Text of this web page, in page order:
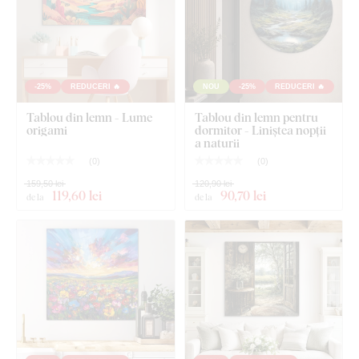
Montajul îl poate face oricine:
Tabloul are cârlige pe partea din spate
, care permit agățarea
ușoară pe perete. Recomandăm agățarea tabloului pe dibluri
sau cuie mai rezistente. Datorită greutății mai mari comparativ
cu tablourile pe pânză, produsele noastre sunt mai solide, mai
-25% REDUCERI 🔥
Tablou din lemn - Lume
origami
( 0)
de la 119,60 lei
159,50 lei
NOU -25% REDUCERI 🔥
Tablou din lemn pentru
dormitor - Liniștea nopții
a naturii
( 0)
de la 90,70 lei
120,90 lei